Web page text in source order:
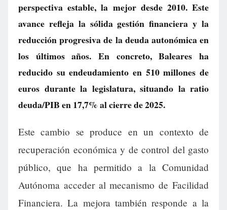
perspectiva estable, la mejor desde 2010. Este
avance refleja la sólida gestión financiera y la
reducción progresiva de la deuda autonómica en
los últimos años. En concreto, Baleares ha
reducido su endeudamiento en 510 millones de
euros durante la legislatura, situando la ratio
deuda/PIB en 17,7% al cierre de 2025.
Este cambio se produce en un contexto de
recuperación económica y de control del gasto
público, que ha permitido a la Comunidad
Autónoma acceder al mecanismo de Facilidad
Financiera. La mejora también responde a la